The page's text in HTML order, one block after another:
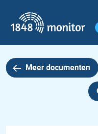
Hoofdmenu
Meer documenten